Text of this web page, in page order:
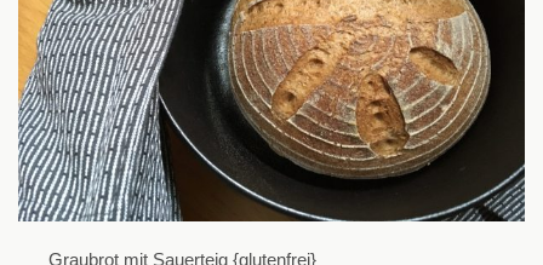
Graubrot mit Sauerteig {glutenfrei}